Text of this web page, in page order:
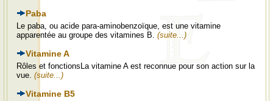
Paba
Le paba, ou acide para-aminobenzoïque, est une vitamine
apparentée au groupe des vitamines B. (suite...)
Vitamine A
Rôles et fonctionsLa vitamine A est reconnue pour son action sur la
vue. (suite...)
Vitamine B5